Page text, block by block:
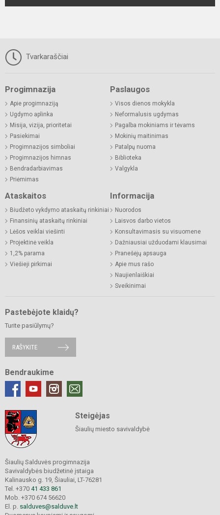
Tvarkaraščiai
Progimnazija
Apie progimnaziją
Ugdymo aplinka
Misija, vizija, prioritetai
Pasiekimai
Progimnazijos simboliai
Progimnazijos himnas
Bendradarbiavimas
Priėmimas
Paslaugos
Visos dienos mokykla
Neformalusis ugdymas
Pagalba mokiniams ir tėvams
Mokinių maitinimas
Patalpų nuoma
Biblioteka
Valgykla
Ataskaitos
Biudžeto vykdymo ataskaitų rinkiniai
Finansinių ataskaitų rinkiniai
Lėšos veiklai viešinti
Projektinė veikla
1,2% parama
Viešieji pirkimai
Informacija
Nuorodos
Laisvos darbo vietos
Konsultavimasis su visuomene
Dažniausiai užduodami klausimai
Pranešėjų apsauga
Apie mus rašo
Naujienlaiškiai
Sveikinimai
Pastebėjote klaidų?
Turite pasiūlymų?
RAŠYKITE
Bendraukime
Steigėjas
Šiaulių miesto savivaldybė
Šiaulių Salduvės progimnazija
Savivaldybės biudžetinė įstaiga
Kalinausko g. 19, Šiauliai, LT-76281
Tel. +370 41 433 861
Mob. +370 674 56620
El. p. salduves@salduve.lt